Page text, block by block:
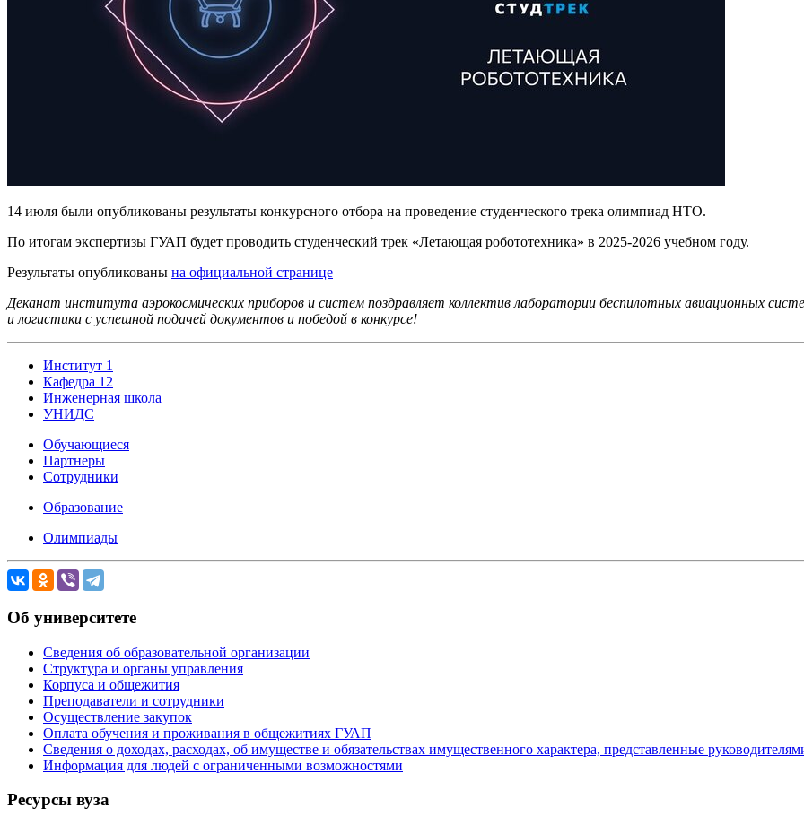
14 июля были опубликованы результаты конкурсного отбора на проведение студенческого трека олимпиад НТО.
По итогам экспертизы ГУАП будет проводить студенческий трек «Летающая робототехника» в 2025-2026 учебном году.
Результаты опубликованы на официальной странице
Деканат института аэрокосмических приборов и систем поздравляет коллектив лаборатории беспилотных авиационных
и логистики с успешной подачей документов и победой в конкурсе!
Институт 1
Кафедра 12
Инженерная школа
УНИДС
Обучающиеся
Партнеры
Сотрудники
Образование
Олимпиады
Об университете
Сведения об образовательной организации
Структура и органы управления
Корпуса и общежития
Преподаватели и сотрудники
Осуществление закупок
Оплата обучения и проживания в общежитиях ГУАП
Сведения о доходах, расходах, об имуществе и обязательствах имущественного характера, представленные
Информация для людей с ограниченными возможностями
Ресурсы вуза